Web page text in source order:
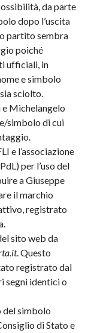
da parte
dopo l’uscita
partito sembra
poiché
ufficiali, in
e simbolo
sciolto.
Michelangelo
simbolo di cui
e l’associazione
per l’uso del
a Giuseppe
il marchio
registrato
sito web da
. Questo
registrato dal
segni identici o
del simbolo
di Stato e